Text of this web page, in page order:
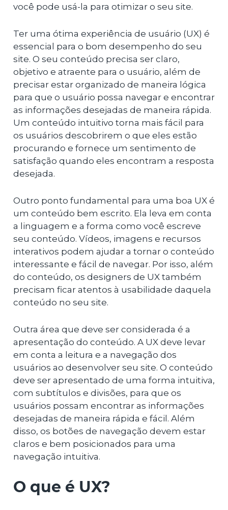
você pode usá-la para otimizar o seu site.
Ter uma ótima experiência de usuário (UX) é
essencial para o bom desempenho do seu
site. O seu conteúdo precisa ser claro,
objetivo e atraente para o usuário, além de
precisar estar organizado de maneira lógica
para que o usuário possa navegar e encontrar
as informações desejadas de maneira rápida.
Um conteúdo intuitivo torna mais fácil para
os usuários descobrirem o que eles estão
procurando e fornece um sentimento de
satisfação quando eles encontram a resposta
desejada.
Outro ponto fundamental para uma boa UX é
um conteúdo bem escrito. Ela leva em conta
a linguagem e a forma como você escreve
seu conteúdo. Vídeos, imagens e recursos
interativos podem ajudar a tornar o conteúdo
interessante e fácil de navegar. Por isso, além
do conteúdo, os designers de UX também
precisam ficar atentos à usabilidade daquela
conteúdo no seu site.
Outra área que deve ser considerada é a
apresentação do conteúdo. A UX deve levar
em conta a leitura e a navegação dos
usuários ao desenvolver seu site. O conteúdo
deve ser apresentado de uma forma intuitiva,
com subtítulos e divisões, para que os
usuários possam encontrar as informações
desejadas de maneira rápida e fácil. Além
disso, os botões de navegação devem estar
claros e bem posicionados para uma
navegação intuitiva.
O que é UX?